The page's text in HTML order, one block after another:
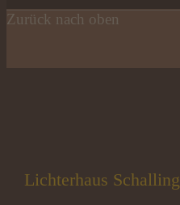
Zurück nach oben
Lichterhaus Schalling